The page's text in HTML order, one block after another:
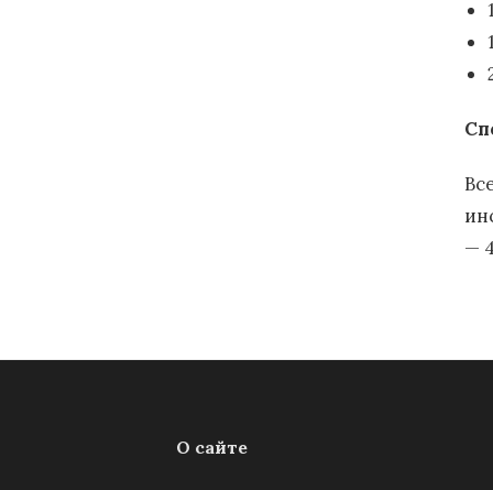
—
О сайте